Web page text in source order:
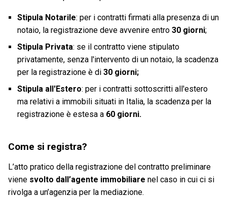
Stipula Notarile: per i contratti firmati alla presenza di un
notaio, la registrazione deve avvenire entro 30 giorni;
Stipula Privata: se il contratto viene stipulato
privatamente, senza l'intervento di un notaio, la scadenza
per la registrazione è di 30 giorni;
Stipula all'Estero: per i contratti sottoscritti all'estero
ma relativi a immobili situati in Italia, la scadenza per la
registrazione è estesa a 60 giorni.
Come si registra?
L’atto pratico della registrazione del contratto preliminare
viene svolto dall’agente immobiliare nel caso in cui ci si
rivolga a un’agenzia per la mediazione.